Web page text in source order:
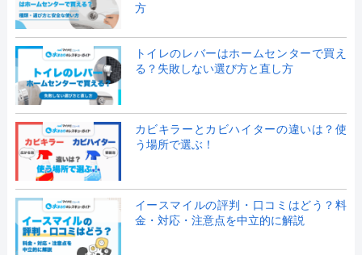
方
トイレのレバーはホームセンターで買え
る？失敗しない選び方と直し方
カビキラーとカビハイターの違いは？使
う場所で選ぶ！
イースマイルの評判・口コミはどう？料
金・対応・注意点を中立的に解説